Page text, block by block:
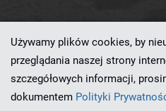
Ten serwis działa dzięki
Używamy plików cookies, by
przeglądania naszej strony
szczegółowych informacji,
dokumentem Polityki